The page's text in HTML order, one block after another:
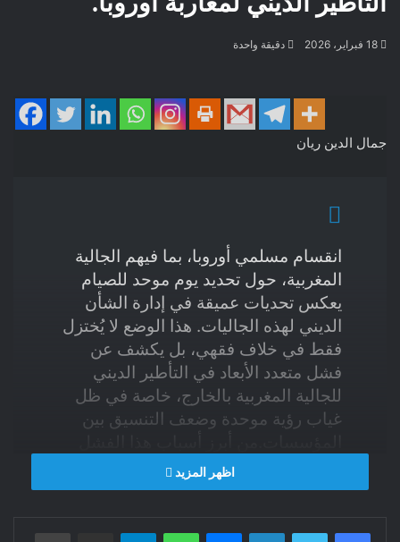
18 فبراير، 2026 دقيقة واحدة
جمال الدين ريان
انقسام مسلمي أوروبا، بما فيهم الجالية
المغربية، حول تحديد يوم موحد للصيام
يعكس تحديات عميقة في إدارة الشأن
الديني لهذه الجاليات. هذا الوضع لا يُختزل
فقط في خلاف فقهي، بل يكشف عن
فشل متعدد الأبعاد في التأطير الديني
للجالية المغربية بالخارج، خاصة في ظل
غياب رؤية موحدة وضعف التنسيق بين
غياب استراتيجية واضحة ومستدامة
لتأطير الجالية دينيًا، حيث غالبًا ما تُختزل
شهر رمضان فقط، أو تنظيم موائد
اظهر المزيد
فيسبوك تويتر لينكدإن ماسنجر واتساب تيلقرام مشاركة عبر البريد طباعة